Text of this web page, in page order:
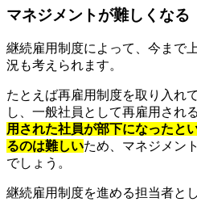
マネジメントが難しくなる
継続雇用制度によって、今まで
況も考えられます。
たとえば再雇用制度を取り入れ
し、一般社員として再雇用され
用された社員が部下になったと
るのは難しいため、マネジメン
でしょう。
継続雇用制度を進める担当者と